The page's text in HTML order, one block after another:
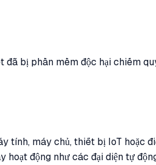
bị phần mềm độc hại chiếm
tính, máy chủ, thiết bị IoT hoặc
động như các đại diện tự